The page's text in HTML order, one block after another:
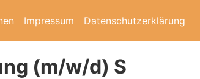
Impressum Datenschutzerklärung
(m/w/d) S